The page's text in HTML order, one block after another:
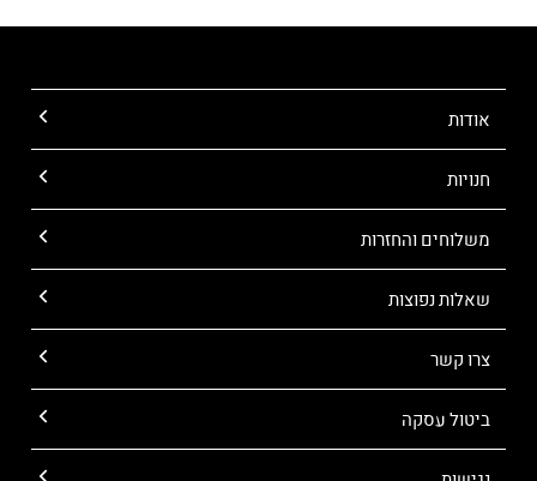
אודות
חנויות
משלוחים והחזרות
שאלות נפוצות
צרו קשר
ביטול עסקה